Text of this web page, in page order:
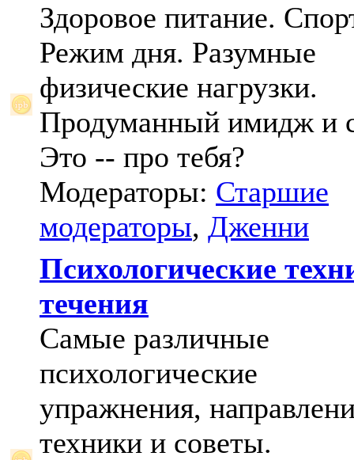
Здоровое питание.
Режим дня. Разумные
физические нагрузки.
Продуманный имидж и
Это -- про тебя?
Модераторы: Старшие
модераторы, Дженни
Психологические
течения
Самые различные
психологические
упражнения,
техники и советы.